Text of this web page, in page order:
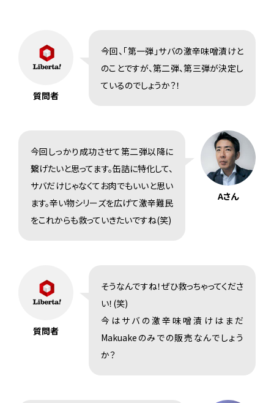
質問者
今回、「第一弾」サバの激辛味噌漬けと
のことですが、第二弾、第三弾が決定し
ているのでしょうか？！
Aさん
今回しっかり成功させて第二弾以降に
繋げたいと思ってます。缶詰に特化して、
サバだけじゃなくてお肉でもいいと思い
ます。辛い物シリーズを広げて激辛難民
をこれからも救っていきたいですね(笑)
質問者
そうなんですね！ぜひ救っちゃってくださ
い！(笑)
今はサバの激辛味噌漬けはまだ
Makuakeのみでの販売なんでしょう
か？